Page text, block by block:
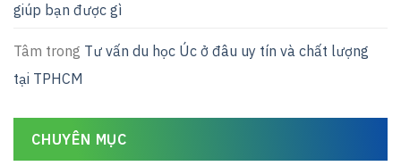
giúp bạn được gì
Tâm trong Tư vấn du học Úc ở đâu uy tín và chất lượng
tại TPHCM
CHUYÊN MỤC